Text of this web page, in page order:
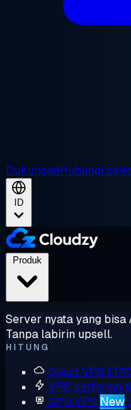
DukunganHubungi
ID
Server nyata yang
Tanpa labirin upsell.
HITUNG
Cloud VPS
VPS performa
GPU VPS New